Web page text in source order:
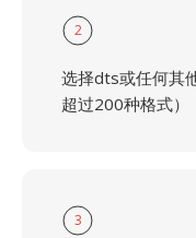
2
选择dts或任何其
超过200种格式）
3